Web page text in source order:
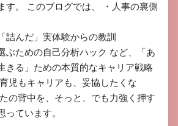
す。 ​このブログでは、 ​・人事の裏側
詰んだ」実体験からの教訓
ぶための自己分析ハック など、「あ
きる」ための本質的なキャリア戦略
児もキャリアも、妥協したくな
の背中を、そっと、でも力強く押す
っています。